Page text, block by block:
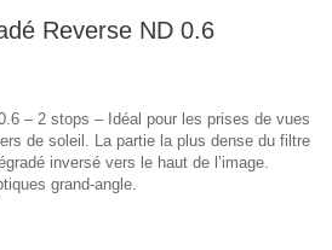
Reverse ND 0.6
– 2 stops – Idéal pour les prises de vues
de soleil. La partie la plus dense du filtre
inversé vers le haut de l’image.
grand-angle.